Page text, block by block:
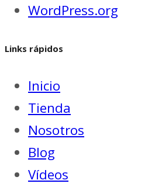
WordPress.org
Links rápidos
Inicio
Tienda
Nosotros
Blog
Vídeos